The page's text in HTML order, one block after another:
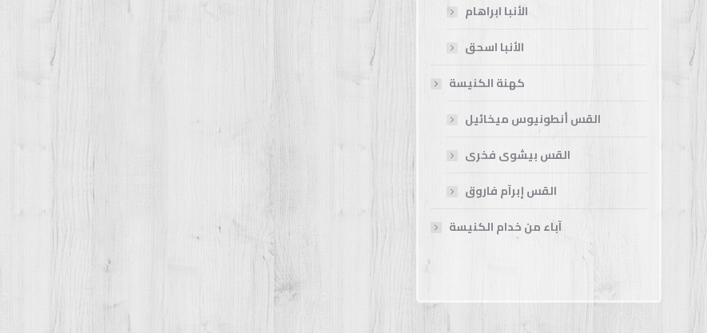
الأنبا ابراهام
الأنبا اسحق
كهنة الكنيسة
القس أنطونيوس ميخائيل
القس بيشوى فخرى
القس إبرآم فاروق
آباء من خدام الكنيسة